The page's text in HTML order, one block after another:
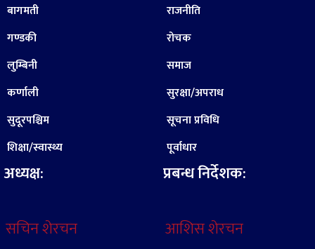
बागमती
गण्डकी
लुम्बिनी
कर्णाली
सुदूरपश्चिम
शिक्षा/स्वास्थ्य
अध्यक्ष:
सचिन शेरचन
राजनीति
रोचक
समाज
सुरक्षा/अपराध
सूचना प्रविधि
पूर्वाधार
प्रबन्ध निर्देशक:
आशिस शेरचन